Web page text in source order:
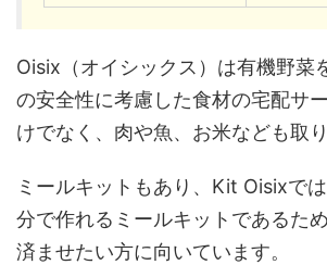
Oisix（オイシックス）は有機野菜
の安全性に考慮した食材の宅配サ
けでなく、肉や魚、お米なども取
ミールキットもあり、Kit Oisixで
分で作れるミールキットであるた
済ませたい方に向いています。